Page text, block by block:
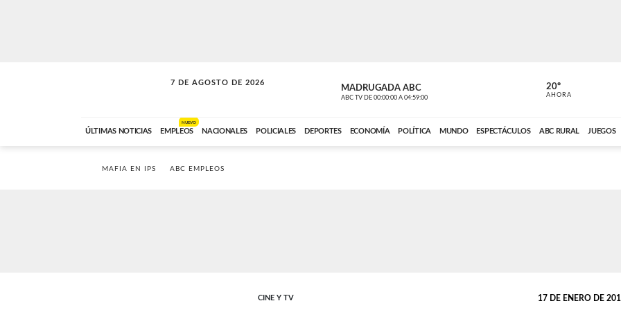
7 DE AGOSTO DE 2026
SOLO MÚSICA MADRUGADA ABC
ABC TV DE 00:00:00 A 04:59:00 ABC CARDINAL
20º
AHORA
ÚLTIMAS NOTICIAS EMPLEOS
NUEVO
NACIONALES POLICIALES DEPORTES ECONOMÍA POLÍTICA MUNDO ESPECTÁCULOS ABC RURAL JUEGOS
MAFIA EN IPS ABC EMPLEOS
CINE Y TV 17 DE ENERO DE